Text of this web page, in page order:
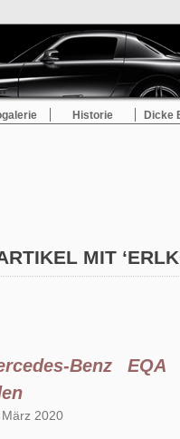
Historie Dicke
MIT
Benz
2020